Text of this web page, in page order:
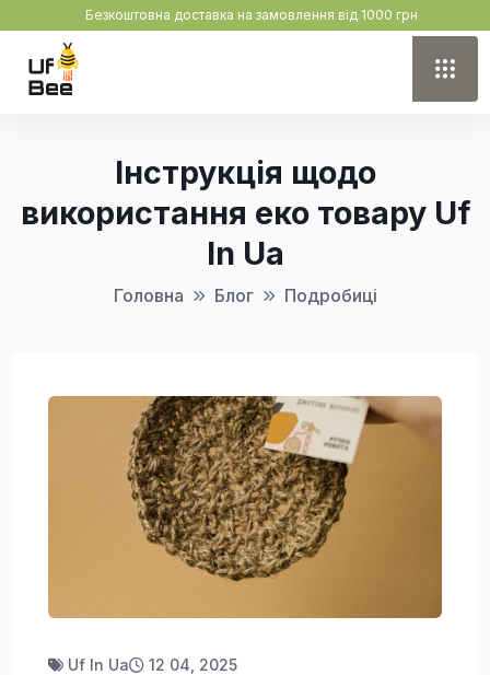
Безкоштовна доставка на замовлення від 1000 грн
Інструкція щодо
використання еко товару Uf
In Ua
Головна Блог Подробиці
Uf In Ua 12 04, 2025